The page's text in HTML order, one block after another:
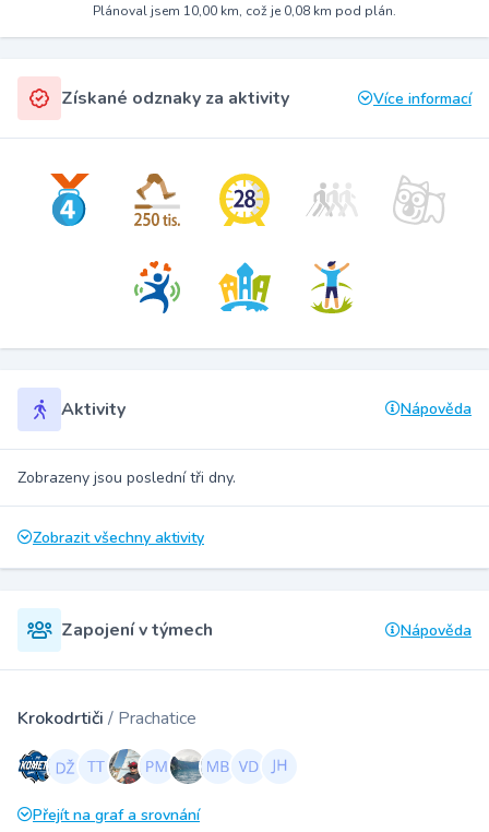
Plánoval jsem 10,00 km, což je 0,08 km pod plán.
Získané odznaky za aktivity Více informací
Aktivity Nápověda
Zobrazeny jsou poslední tři dny.
Zobrazit všechny aktivity
Zapojení v týmech Nápověda
Krokodrtiči / Prachatice
Přejít na graf a srovnání